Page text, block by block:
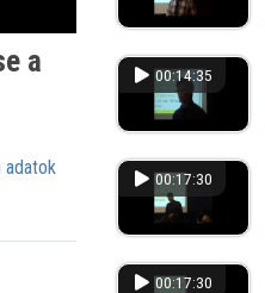
a
adatok
00:14:35
00:17:30
00:17:30